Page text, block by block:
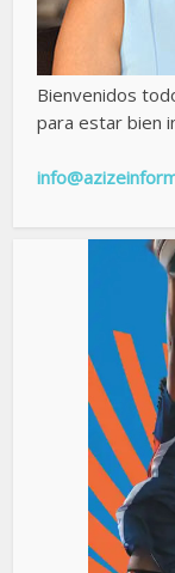
Bienvenidos
para estar bien